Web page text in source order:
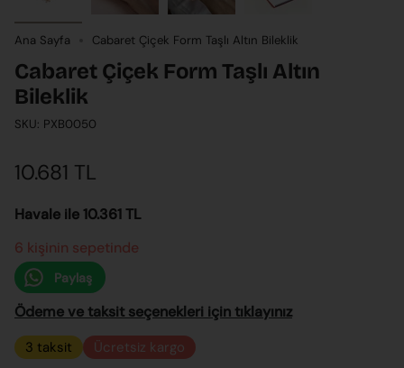
Ana Sayfa Cabaret Çiçek Form Taşlı Altın Bileklik
Cabaret Çiçek Form Taşlı Altın
Bileklik
SKU: PXB0050
10.681 TL
Havale ile 10.361 TL
6 kişinin sepetinde
Paylaş
Ödeme ve taksit seçenekleri için tıklayınız
3 taksit Ücretsiz kargo